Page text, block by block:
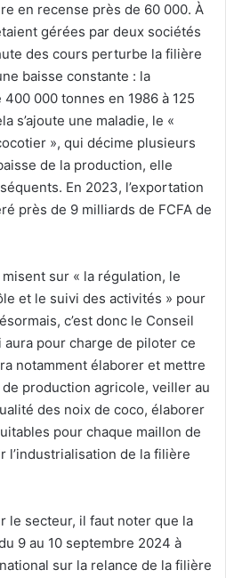
en recense près de 60 000. À
gérées par deux sociétés
des cours perturbe la filière
baisse constante : la
000 tonnes en 1986 à 125
s’ajoute une maladie, le «
», qui décime plusieurs
de la production, elle
En 2023, l’exportation
près de 9 milliards de FCFA de
sur « la régulation, le
et le suivi des activités » pour
c’est donc le Conseil
pour charge de piloter ce
notamment élaborer et mettre
production agricole, veiller au
des noix de coco, élaborer
pour chaque maillon de
de la filière
le secteur, il faut noter que la
9 au 10 septembre 2024 à
sur la relance de la filière